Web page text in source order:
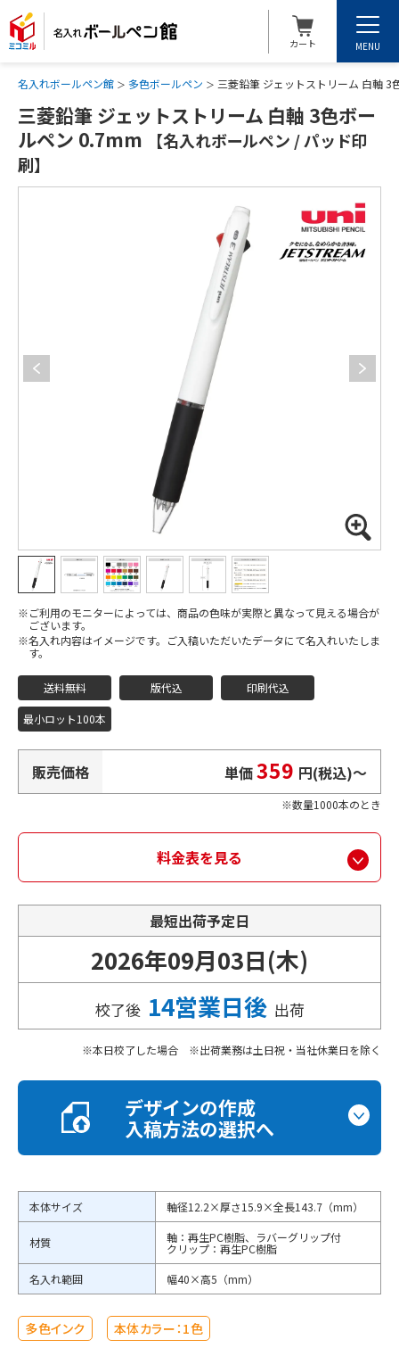
カート MENU
名入れボールペン館 多色ボールペン 三菱鉛筆 ジェットストリーム 白軸
三菱鉛筆 ジェットストリーム 白軸 3色ボー
ルペン 0.7mm
【名入れボールペン / パッド印
刷】
ご利用のモニターによっては、商品の色味が実際と異なって見える場合が
ございます。
名入れ内容はイメージです。ご入稿いただいたデータにて名入れいたしま
す。
送料無料 版代込 印刷代込
最小ロット100本
販売価格 単価359 円(税込)〜
数量1000本のとき
料金表を見る
最短出荷予定日
2026年09月03日(木)
校了後 14営業日後 出荷
本日校了した場合 ※出荷業務は土日祝・当社休業日を除く
デザインの作成
入稿方法の選択へ
本体サイズ 軸径12.2×厚さ15.9×全長143.7（mm）
材質 軸：再生PC樹脂、ラバーグリップ付
クリップ：再生PC樹脂
名入れ範囲
幅40×高5（mm）
多色インク 本体カラー：1色